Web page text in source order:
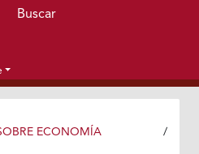
Buscar
ECONOMÍA
/